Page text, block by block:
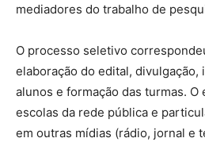
mediadores do trabalho de
O processo seletivo
elaboração do edital, divulgação,
alunos e formação das turmas.
escolas da rede pública e
em outras mídias (rádio, jornal e